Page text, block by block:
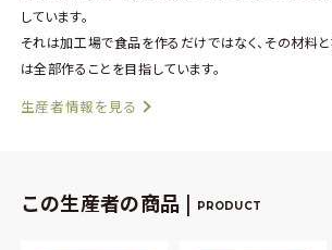
しています。
それは加工場で食品を作るだけではなく、その材料
は全部作ることを目指しています。
生産者情報を見る
この生産者の商品 | PRODUCT